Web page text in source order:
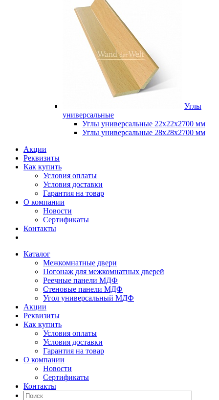
Углы
универсальные
Углы универсальные 22х22х2700 мм
Углы универсальные 28х28х2700 мм
Акции
Реквизиты
Как купить
Условия оплаты
Условия доставки
Гарантия на товар
О компании
Новости
Сертификаты
Контакты
Каталог
Межкомнатные двери
Погонаж для межкомнатных дверей
Реечные панели МДФ
Стеновые панели МДФ
Угол универсальный МДФ
Акции
Реквизиты
Как купить
Условия оплаты
Условия доставки
Гарантия на товар
О компании
Новости
Сертификаты
Контакты